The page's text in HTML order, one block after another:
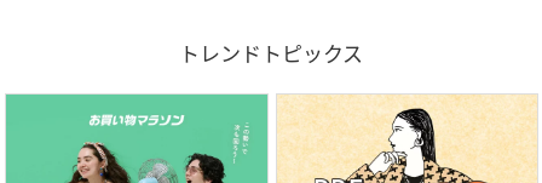
トレンドトピックス